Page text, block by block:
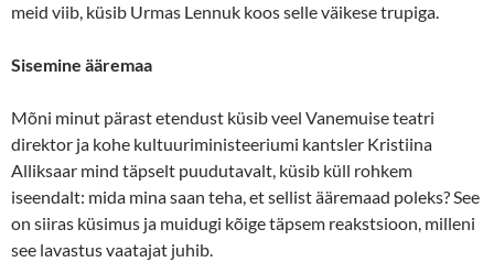
meid viib, küsib Urmas Lennuk koos selle väikese trupiga.
Sisemine ääremaa
Mõni minut pärast etendust küsib veel Vanemuise teatri
direktor ja kohe kultuuriministeeriumi kantsler Kristiina
Alliksaar mind täpselt puudutavalt, küsib küll rohkem
iseendalt: mida mina saan teha, et sellist ääremaad poleks? See
on siiras küsimus ja muidugi kõige täpsem reakstsioon, milleni
see lavastus vaatajat juhib.